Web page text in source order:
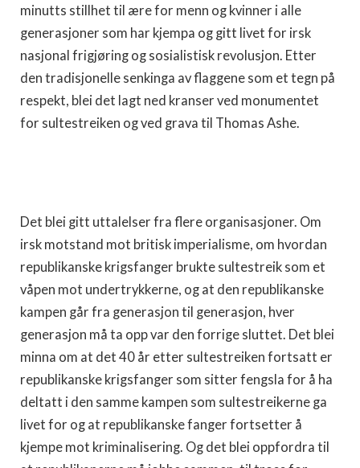
minutts stillhet til ære for menn og kvinner i alle
generasjoner som har kjempa og gitt livet for irsk
nasjonal frigjøring og sosialistisk revolusjon. Etter
den tradisjonelle senkinga av flaggene som et tegn på
respekt, blei det lagt ned kranser ved monumentet
for sultestreiken og ved grava til Thomas Ashe.
Det blei gitt uttalelser fra flere organisasjoner. Om
irsk motstand mot britisk imperialisme, om hvordan
republikanske krigsfanger brukte sultestreik som et
våpen mot undertrykkerne, og at den republikanske
kampen går fra generasjon til generasjon, hver
generasjon må ta opp var den forrige sluttet. Det blei
minna om at det 40 år etter sultestreiken fortsatt er
republikanske krigsfanger som sitter fengsla for å ha
deltatt i den samme kampen som sultestreikerne ga
livet for og at republikanske fanger fortsetter å
kjempe mot kriminalisering. Og det blei oppfordra til